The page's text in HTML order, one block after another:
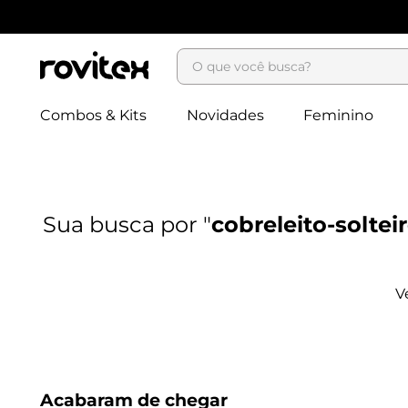
O que você busca?
Combos & Kits Novidades Feminino
cobreleito-
Acabaram de chegar